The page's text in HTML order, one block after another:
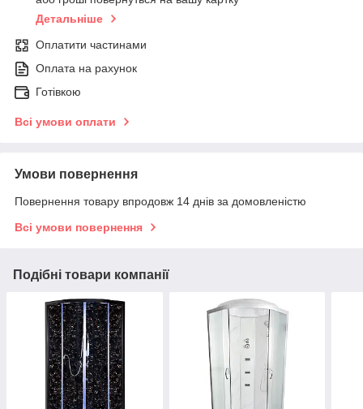
Детальніше
Оплатити частинами
Оплата на рахунок
Готівкою
Всі умови оплати
Умови повернення
Повернення товару впродовж 14 днів за домовленістю
Всі умови повернення
Подібні товари компанії